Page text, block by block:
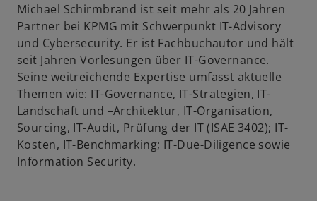
d
i
n
e
i
n
e
r
n
e
Michael Schirmbrand ist seit mehr als 20 Jahren
Partner bei KPMG mit Schwerpunkt IT-Advisory
und Cybersecurity. Er ist Fachbuchautor und hält
seit Jahren Vorlesungen über IT-Governance.
Seine weitreichende Expertise umfasst aktuelle
Themen wie: IT-Governance, IT-Strategien, IT-
Landschaft und –Architektur, IT-Organisation,
Sourcing, IT-Audit, Prüfung der IT (ISAE 3402); IT-
Kosten, IT-Benchmarking; IT-Due-Diligence sowie
Information Security.